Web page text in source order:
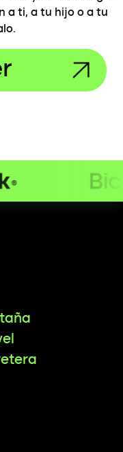
a ti, a tu hijo o a tu